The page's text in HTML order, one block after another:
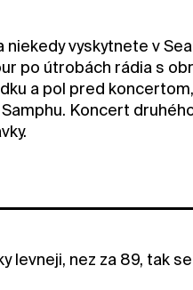
vyskytnete v
po útrobách rádia s
a pol pred
Koncert
levneji, nez za 89, tak